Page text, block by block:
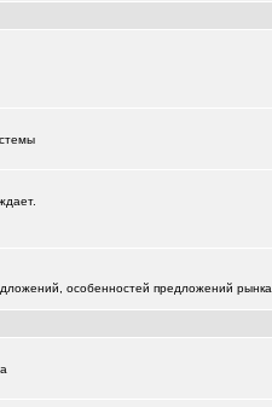
особенностей предложений рынка.